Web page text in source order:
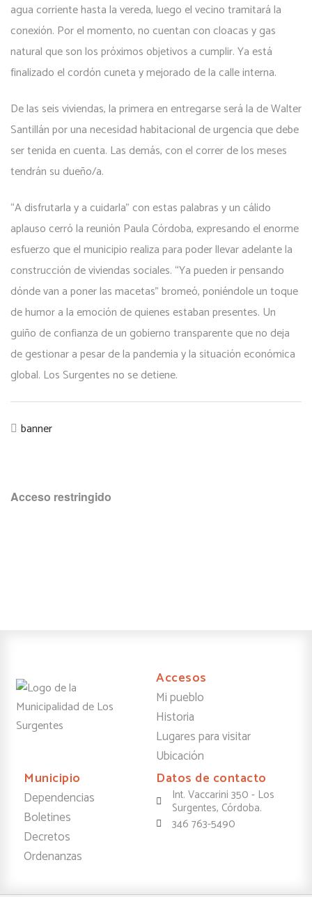
agua corriente hasta la vereda, luego el vecino tramitará la
conexión. Por el momento, no cuentan con cloacas y gas
natural que son los próximos objetivos a cumplir. Ya está
finalizado el cordón cuneta y mejorado de la calle interna.
De las seis viviendas, la primera en entregarse será la de Walter
Santillán por una necesidad habitacional de urgencia que debe
ser tenida en cuenta. Las demás, con el correr de los meses
tendrán su dueño/a.
“A disfrutarla y a cuidarla” con estas palabras y un cálido
aplauso cerró la reunión Paula Córdoba, expresando el enorme
esfuerzo que el municipio realiza para poder llevar adelante la
construcción de viviendas sociales. “Ya pueden ir pensando
dónde van a poner las macetas” bromeó, poniéndole un toque
de humor a la emoción de quienes estaban presentes. Un
guiño de confianza de un gobierno transparente que no deja
de gestionar a pesar de la pandemia y la situación económica
global. Los Surgentes no se detiene.
banner
Acceso restringido
Accesos
Mi pueblo
Historia
Lugares para visitar
Ubicación
Municipio
Dependencias
Boletines
Decretos
Ordenanzas
Datos de contacto
Int. Vaccarini 350 - Los
Surgentes, Córdoba.
346 763-5490